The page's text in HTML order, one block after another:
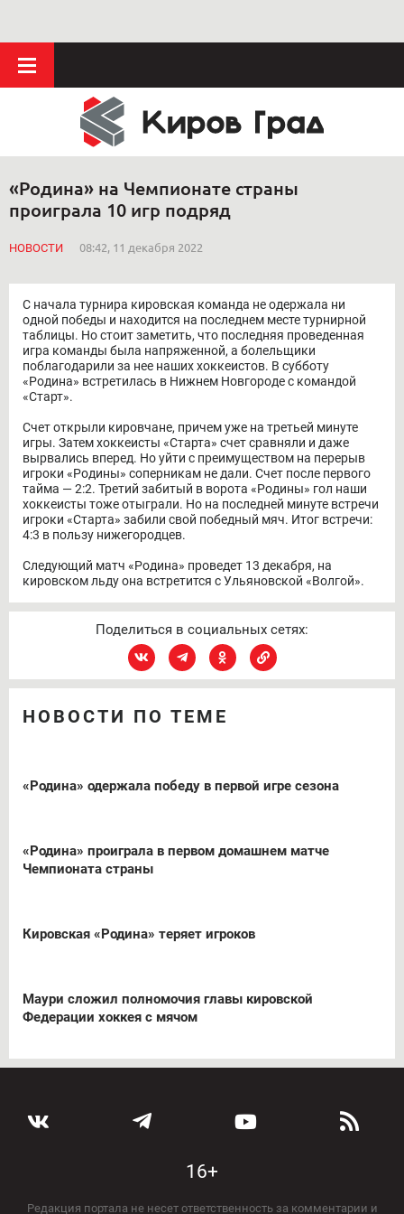
«Родина» на Чемпионате страны
проиграла 10 игр подряд
НОВОСТИ 08:42, 11 декабря 2022
С начала турнира кировская команда не одержала ни
одной победы и находится на последнем месте турнирной
таблицы. Но стоит заметить, что последняя проведенная
игра команды была напряженной, а болельщики
поблагодарили за нее наших хоккеистов. В субботу
«Родина» встретилась в Нижнем Новгороде с командой
«Старт».
Счет открыли кировчане, причем уже на третьей минуте
игры. Затем хоккеисты «Старта» счет сравняли и даже
вырвались вперед. Но уйти с преимуществом на перерыв
игроки «Родины» соперникам не дали. Счет после первого
тайма — 2:2. Третий забитый в ворота «Родины» гол наши
хоккеисты тоже отыграли. Но на последней минуте встречи
игроки «Старта» забили свой победный мяч. Итог встречи:
4:3 в пользу нижегородцев.
Следующий матч «Родина» проведет 13 декабря, на
кировском льду она встретится с Ульяновской «Волгой».
Поделиться в социальных сетях:
НОВОСТИ ПО ТЕМЕ
«Родина» одержала победу в первой игре сезона
«Родина» проиграла в первом домашнем матче
Чемпионата страны
Кировская «Родина» теряет игроков
Маури сложил полномочия главы кировской
Федерации хоккея с мячом
16+
Редакция портала не несет ответственность за комментарии и